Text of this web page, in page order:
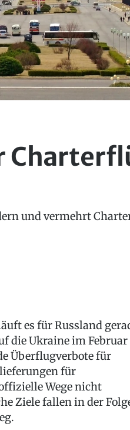
und vermehrt
es für Russland
die Ukraine im Februar
Überflugverbote für
für
Wege nicht
Ziele fallen in der